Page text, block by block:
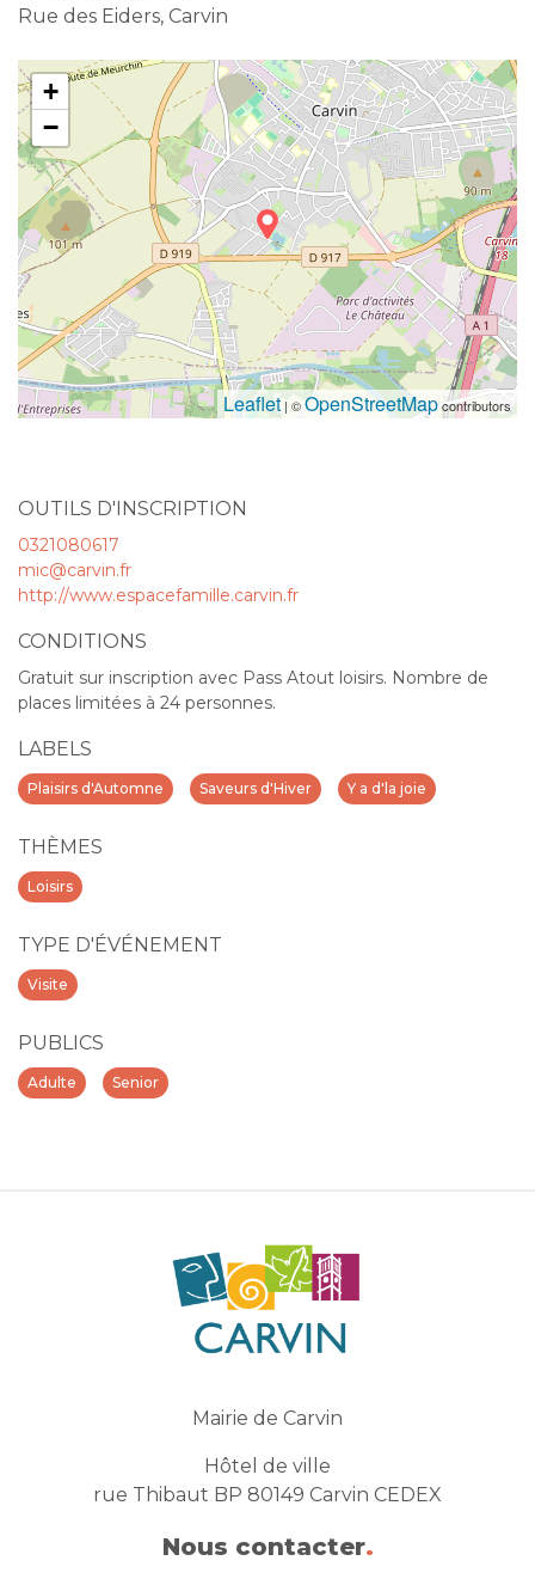
Rue des Eiders, Carvin
+
−
Leaflet | ©OpenStreetMapcontributors
OUTILS D'INSCRIPTION
0321080617
mic@carvin.fr
http://www.espacefamille.carvin.fr
CONDITIONS
Gratuit sur inscription avec Pass Atout loisirs. Nombre de
places limitées à 24 personnes.
LABELS
Plaisirs d'Automne Saveurs d'Hiver Y a d'la joie
THÈMES
Loisirs
TYPE D'ÉVÉNEMENT
Visite
PUBLICS
Adulte Senior
Mairie de Carvin
Hôtel de ville
rue Thibaut BP 80149 Carvin CEDEX
Nous contacter.